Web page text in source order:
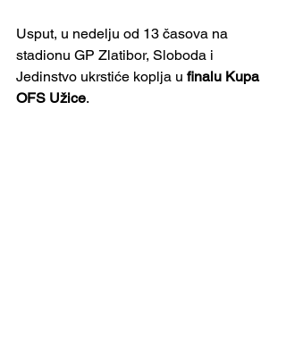
Usput, u nedelju od 13 časova na
stadionu GP Zlatibor, Sloboda i
Jedinstvo ukrstiće koplja u finalu Kupa
OFS Užice.